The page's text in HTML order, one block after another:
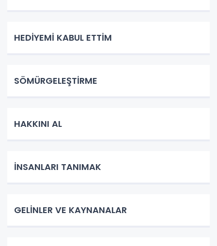
HEDİYEMİ KABUL ETTİM
SÖMÜRGELEŞTİRME
HAKKINI AL
İNSANLARI TANIMAK
GELİNLER VE KAYNANALAR